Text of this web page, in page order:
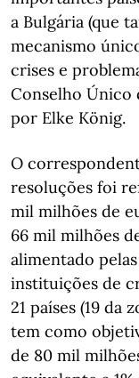
a Bulgária (que
mecanismo
crises e
Conselho Único
por Elke König.
O
resoluções foi
mil milhões de
66 mil milhões
alimentado
instituições de
21 países (19 da
tem como
de 80 mil